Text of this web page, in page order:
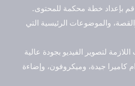
قم بإعداد خطة محكمة للمحتوى.
والموضوعات الرئيسية التي
لتصوير الفيديو بجودة عالية
كاميرا جيدة، وميكروفون، وإضاءة